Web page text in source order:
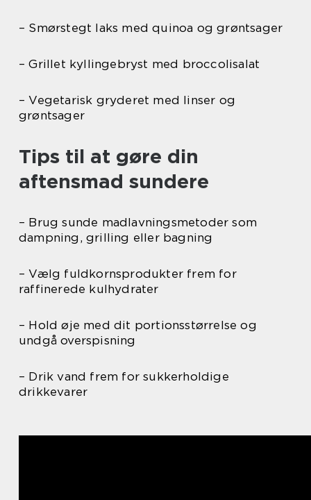
– Smørstegt laks med quinoa og grøntsager
– Grillet kyllingebryst med broccolisalat
– Vegetarisk gryderet med linser og
grøntsager
Tips til at gøre din
aftensmad sundere
– Brug sunde madlavningsmetoder som
dampning, grilling eller bagning
– Vælg fuldkornsprodukter frem for
raffinerede kulhydrater
– Hold øje med dit portionsstørrelse og
undgå overspisning
– Drik vand frem for sukkerholdige
drikkevarer